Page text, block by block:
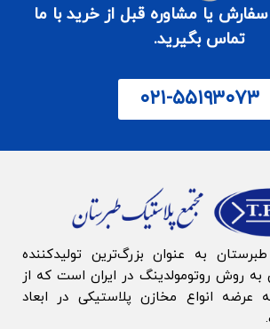
یا مشاوره قبل از خرید با ما
تماس بگیرید.
۰۲۱-۵۵۱۹۳۰۷۳
به‌ عنوان بزرگ‌‌ترین تولیدکننده
به روش روتومولدینگ در ایران است که از
به عرضه انواع مخازن پلاستیکی در ابعاد